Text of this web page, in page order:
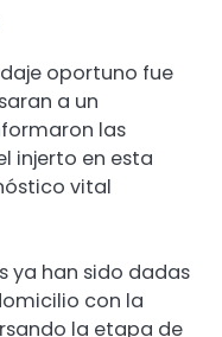
oportuno fue
a un
las
injerto en esta
vital
ya han sido dadas
con la
la etapa de